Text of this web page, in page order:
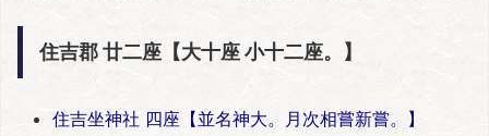
住吉郡 廿二座【大十座 小十二座。】
住吉坐神社 四座【並名神大。月次相嘗新嘗。】